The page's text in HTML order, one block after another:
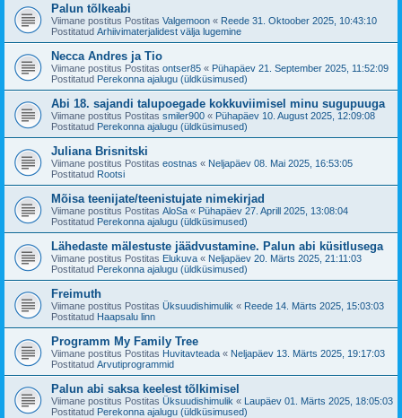
Palun tõlkeabi
Viimane postitus Postitas Valgemoon « Reede 31. Oktoober 2025, 10:43:10
Postitatud Arhiivimaterjalidest välja lugemine
Necca Andres ja Tio
Viimane postitus Postitas ontser85 « Pühapäev 21. September 2025, 11:52:09
Postitatud Perekonna ajalugu (üldküsimused)
Abi 18. sajandi talupoegade kokkuviimisel minu sugupuuga
Viimane postitus Postitas smiler900 « Pühapäev 10. August 2025, 12:09:08
Postitatud Perekonna ajalugu (üldküsimused)
Juliana Brisnitski
Viimane postitus Postitas eostnas « Neljapäev 08. Mai 2025, 16:53:05
Postitatud Rootsi
Mõisa teenijate/teenistujate nimekirjad
Viimane postitus Postitas AloSa « Pühapäev 27. Aprill 2025, 13:08:04
Postitatud Perekonna ajalugu (üldküsimused)
Lähedaste mälestuste jäädvustamine. Palun abi küsitlusega
Viimane postitus Postitas Elukuva « Neljapäev 20. Märts 2025, 21:11:03
Postitatud Perekonna ajalugu (üldküsimused)
Freimuth
Viimane postitus Postitas Üksuudishimulik « Reede 14. Märts 2025, 15:03:03
Postitatud Haapsalu linn
Programm My Family Tree
Viimane postitus Postitas Huvitavteada « Neljapäev 13. Märts 2025, 19:17:03
Postitatud Arvutiprogrammid
Palun abi saksa keelest tõlkimisel
Viimane postitus Postitas Üksuudishimulik « Laupäev 01. Märts 2025, 18:05:03
Postitatud Perekonna ajalugu (üldküsimused)